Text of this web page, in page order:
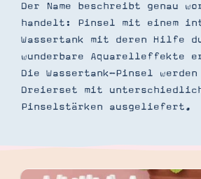
Der Name beschreibt genau
handelt: Pinsel mit einem
Wassertank mit deren Hilfe
wunderbare Aquarelleffekte
Die Wassertank-Pinsel
Dreierset mit
Pinselstärken ausgeliefert.